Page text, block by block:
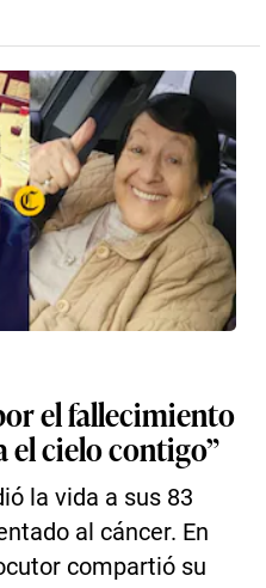
el fallecimiento
el cielo contigo”
la vida a sus 83
al cáncer. En
compartió su